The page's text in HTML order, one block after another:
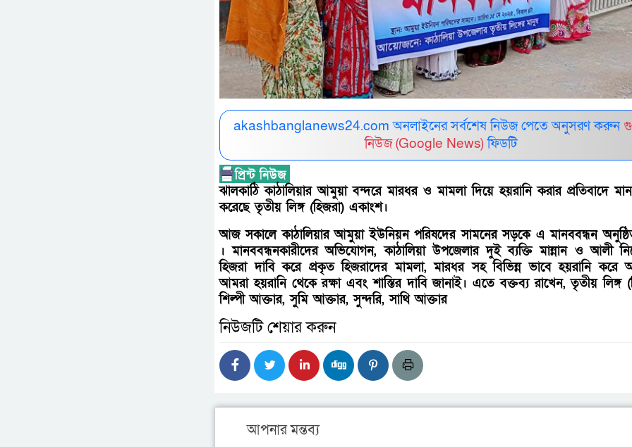
akashbanglanews24.com অনলাইনের সর্বশেষ নিউজ পেতে অনুসরণ করুন
নিউজ (Google News) ফিডটি
ঝালকাঠি কাঠালিয়ার আমুয়া বন্দরে মারধর ও মামলা দিয়ে হয়রানি করার প্রতিবাদে
করেছে তৃতীয় লিঙ্গ (হিজরা) একাংশ।
আজ সকালে কাঠালিয়ার আমুয়া ইউনিয়ন পরিষদের সামনের সড়কে এ মানববন্ধন
। মানববন্ধনকারীদের অভিযোগন, কাঠালিয়া উপজেলার দুই ব্যক্তি মান্নান ও আলী
হিজরা দাবি করে প্রকৃত হিজরাদের মামলা, মারধর সহ বিভিন্ন ভাবে হয়রানি করে
আমরা হয়রানি থেকে রক্ষা এবং শাস্তির দাবি জানাই। এতে বক্তব্য রাখেন, তৃতীয় লিঙ্গ
শিল্পী আক্তার, সুমি আক্তার, সুন্দরি, সাথি আক্তার
নিউজটি শেয়ার করুন
আপনার মন্তব্য